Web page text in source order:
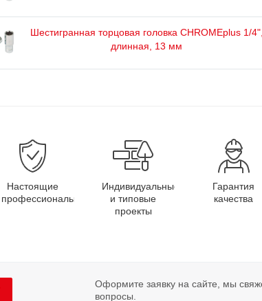
Шестигранная торцовая головка CHROMEplus 1/4",
длинная, 13 мм
Настоящие
профессионалы
Индивидуальные
и типовые
проекты
Гарантия
качества
Оформите заявку на сайте, мы
вопросы.